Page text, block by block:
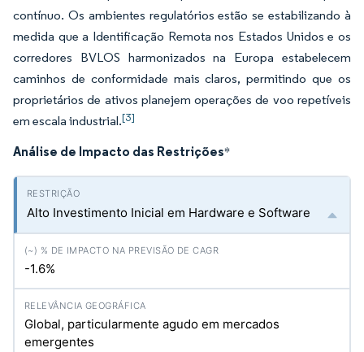
contínuo. Os ambientes regulatórios estão se estabilizando à
medida que a Identificação Remota nos Estados Unidos e os
corredores BVLOS harmonizados na Europa estabelecem
caminhos de conformidade mais claros, permitindo que os
proprietários de ativos planejem operações de voo repetíveis
em escala industrial.[3]
Análise de Impacto das Restrições*
Alto Investimento Inicial em Hardware e Software
-1.6%
Global, particularmente agudo em mercados
emergentes